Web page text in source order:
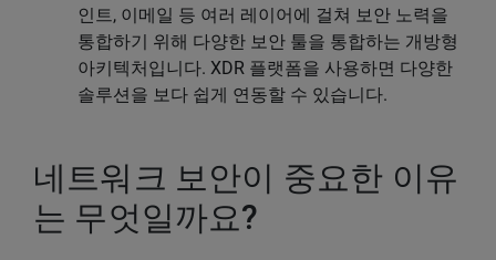
인트, 이메일 등 여러 레이어에 걸쳐 보안 노력을
통합하기 위해 다양한 보안 툴을 통합하는 개방형
아키텍처입니다. XDR 플랫폼을 사용하면 다양한
솔루션을 보다 쉽게 연동할 수 있습니다.
네트워크 보안이 중요한 이유
는 무엇일까요?